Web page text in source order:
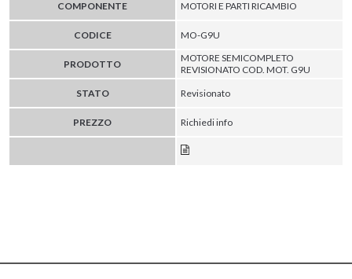
COMPONENTE MOTORI E PARTI RICAMBIO
CODICE MO-G9U
PRODOTTO
MOTORE SEMICOMPLETO
REVISIONATO COD. MOT. G9U
STATO
Revisionato
PREZZO Richiedi info